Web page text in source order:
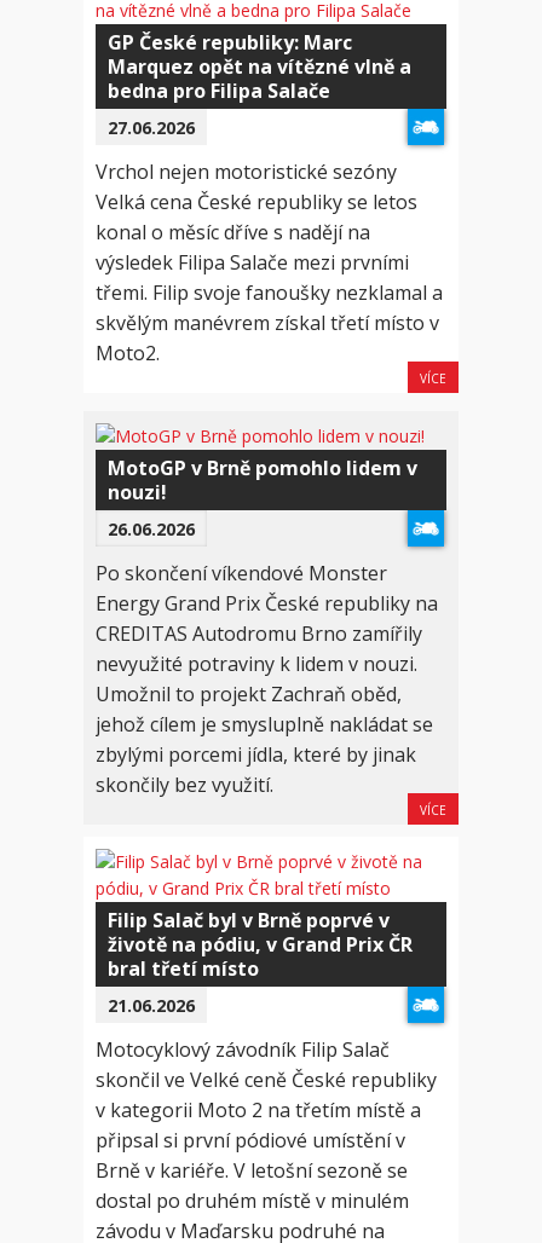
GP České republiky: Marc
Marquez opět na vítězné vlně a
bedna pro Filipa Salače
27.06.2026
Vrchol nejen motoristické sezóny
Velká cena České republiky se letos
konal o měsíc dříve s nadějí na
výsledek Filipa Salače mezi prvními
třemi. Filip svoje fanoušky nezklamal a
skvělým manévrem získal třetí místo v
Moto2.
VÍCE
MotoGP v Brně pomohlo lidem v
nouzi!
26.06.2026
Po skončení víkendové Monster
Energy Grand Prix České republiky na
CREDITAS Autodromu Brno zamířily
nevyužité potraviny k lidem v nouzi.
Umožnil to projekt Zachraň oběd,
jehož cílem je smysluplně nakládat se
zbylými porcemi jídla, které by jinak
skončily bez využití.
VÍCE
Filip Salač byl v Brně poprvé v
životě na pódiu, v Grand Prix ČR
bral třetí místo
21.06.2026
Motocyklový závodník Filip Salač
skončil ve Velké ceně České republiky
v kategorii Moto 2 na třetím místě a
připsal si první pódiové umístění v
Brně v kariéře. V letošní sezoně se
dostal po druhém místě v minulém
závodu v Maďarsku podruhé na